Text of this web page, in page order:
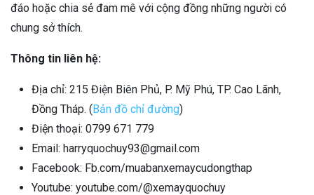
đáo hoặc chia sẻ đam mê với cộng đồng những người có
chung sở thích.
Thông tin liên hệ:
Địa chỉ: 215 Điện Biên Phủ, P. Mỹ Phú, TP. Cao Lãnh,
Đồng Tháp. (Bản đồ chỉ đường)
Điện thoại: 0799 671 779
Email: harryquochuy93@gmail.com
Facebook: Fb.com/muabanxemaycudongthap
Youtube: youtube.com/@xemayquochuy